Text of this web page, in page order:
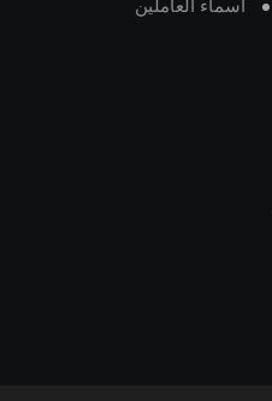
أسماء العاملين